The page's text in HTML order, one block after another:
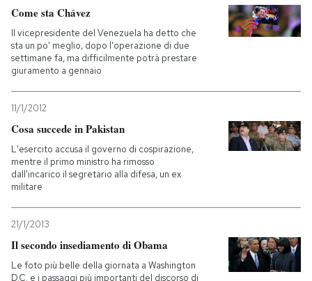
Come sta Chávez
Il vicepresidente del Venezuela ha detto che
sta un po' meglio, dopo l'operazione di due
settimane fa, ma difficilmente potrà prestare
giuramento a gennaio
11/1/2012
Cosa succede in Pakistan
L'esercito accusa il governo di cospirazione,
mentre il primo ministro ha rimosso
dall'incarico il segretario alla difesa, un ex
militare
21/1/2013
Il secondo insediamento di Obama
Le foto più belle della giornata a Washington
D.C. e i passaggi più importanti del discorso di